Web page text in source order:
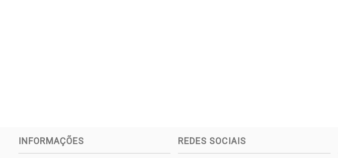
INFORMAÇÕES REDES SOCIAIS